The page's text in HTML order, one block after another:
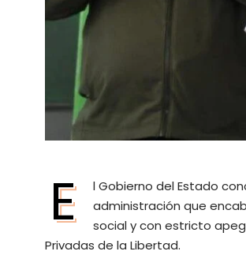
E
l Gobierno del Estado
administración que
social y con estricto
Privadas de la Libertad.